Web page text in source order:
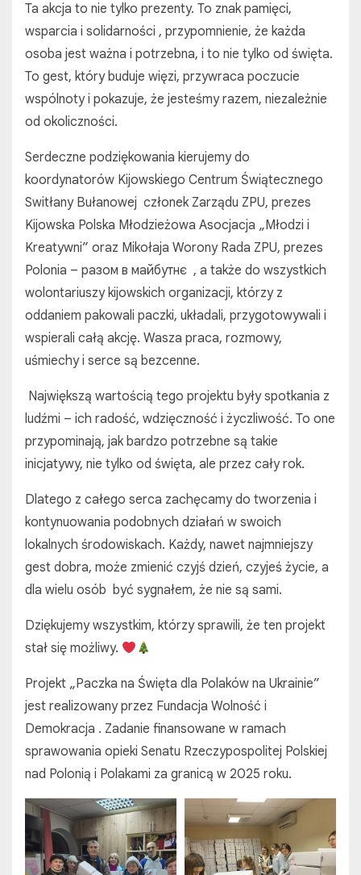
Ta akcja to nie tylko prezenty. To znak pamięci,
wsparcia i solidarności , przypomnienie, że każda
osoba jest ważna i potrzebna, i to nie tylko od święta.
To gest, który buduje więzi, przywraca poczucie
wspólnoty i pokazuje, że jesteśmy razem, niezależnie
od okoliczności.
Serdeczne podziękowania kierujemy do
koordynatorów Kijowskiego Centrum Świątecznego
Switłany Bułanowej członek Zarządu ZPU, prezes
Kijowska Polska Młodzieżowa Asocjacja „Młodzi i
Kreatywni” oraz Mikołaja Worony Rada ZPU, prezes
Polonia – разом в майбутнє , a także do wszystkich
wolontariuszy kijowskich organizacji, którzy z
oddaniem pakowali paczki, układali, przygotowywali i
wspierali całą akcję. Wasza praca, rozmowy,
uśmiechy i serce są bezcenne.
Największą wartością tego projektu były spotkania z
ludźmi – ich radość, wdzięczność i życzliwość. To one
przypominają, jak bardzo potrzebne są takie
inicjatywy, nie tylko od święta, ale przez cały rok.
Dlatego z całego serca zachęcamy do tworzenia i
kontynuowania podobnych działań w swoich
lokalnych środowiskach. Każdy, nawet najmniejszy
gest dobra, może zmienić czyjś dzień, czyjeś życie, a
dla wielu osób być sygnałem, że nie są sami.
Dziękujemy wszystkim, którzy sprawili, że ten projekt
stał się możliwy.
Projekt „Paczka na Święta dla Polaków na Ukrainie”
jest realizowany przez Fundacja Wolność i
Demokracja . Zadanie finansowane w ramach
sprawowania opieki Senatu Rzeczypospolitej Polskiej
nad Polonią i Polakami za granicą w 2025 roku.